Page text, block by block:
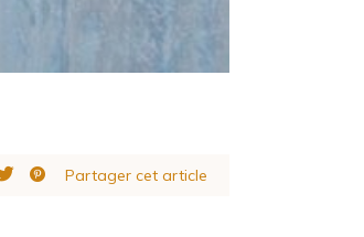
Partager cet article